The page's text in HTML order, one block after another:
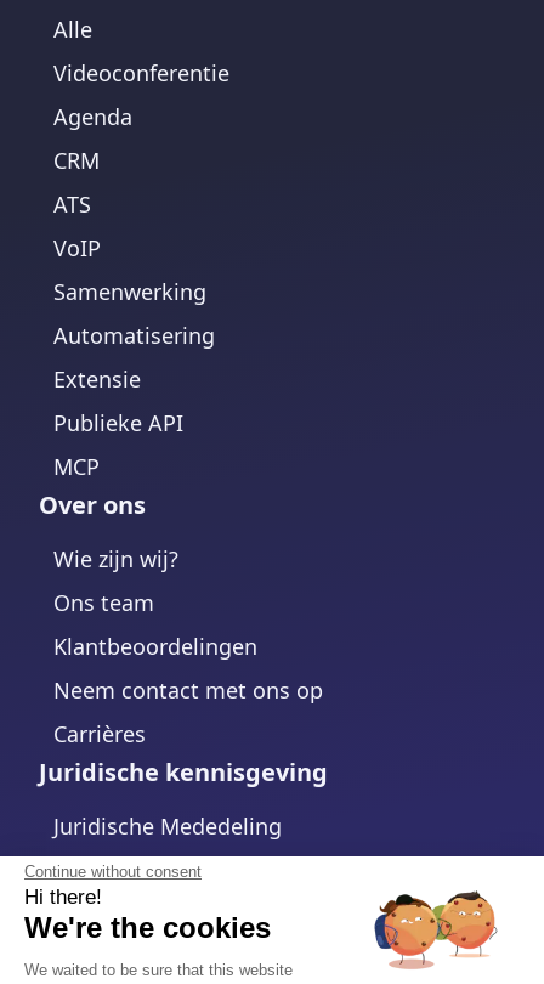
Continue without consent
Hi there!
We're the cookies
We waited to be sure that this website
Alle
Videoconferentie
Agenda
CRM
ATS
VoIP
Samenwerking
Automatisering
Extensie
Publieke API
MCP
Over ons
Wie zijn wij?
Ons team
Klantbeoordelingen
Neem contact met ons op
Carrières
Juridische kennisgeving
Juridische Mededeling
Privacybeleid
Cookiebeleid
Cookie-instellingen wijzigen